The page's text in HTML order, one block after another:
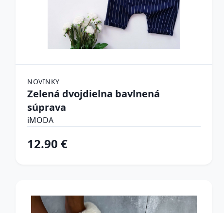
NOVINKY
Zelená dvojdielna bavlnená
súprava
iMODA
12.90 €